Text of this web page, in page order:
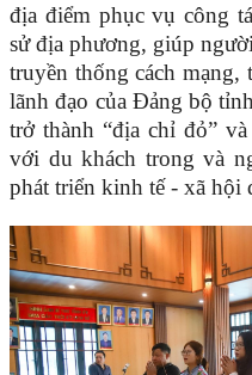
địa điểm phục vụ công
sử địa phương, giúp
truyền thống cách
lãnh đạo của Đảng bộ
trở thành “địa chỉ đỏ”
với du khách trong và
phát triển kinh tế - xã hội